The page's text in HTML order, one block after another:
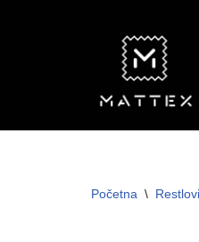
Početna \ Restlovi